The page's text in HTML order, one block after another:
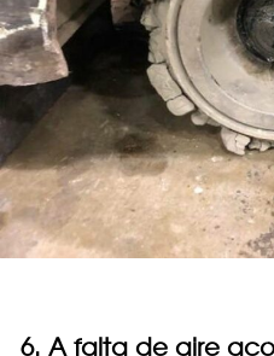
6. A falta de aire